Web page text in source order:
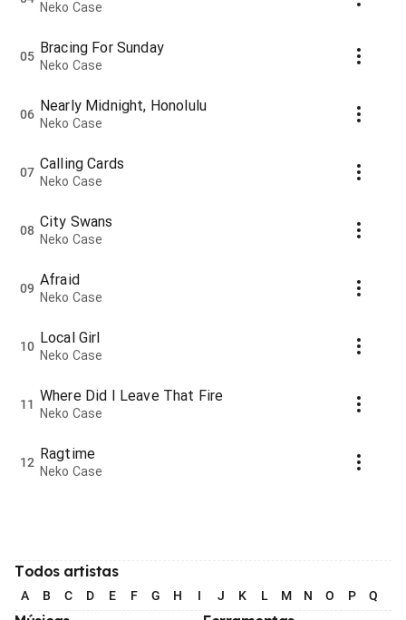
Neko Case
05 Bracing For Sunday
Neko Case
06 Nearly Midnight, Honolulu
Neko Case
07 Calling Cards
Neko Case
08 City Swans
Neko Case
09 Afraid
Neko Case
10 Local Girl
Neko Case
11 Where Did I Leave That Fire
Neko Case
12 Ragtime
Neko Case
Todos artistas
A B C D E F G H I J K L M N O P Q